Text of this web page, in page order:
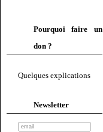
Pourquoi faire un
don ?
Quelques explications
Newsletter